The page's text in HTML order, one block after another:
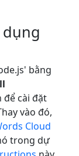
dụng
bằng
cài đặt
vào đó,
Cloud
trong dự